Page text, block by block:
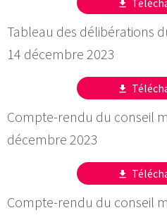
get_app
Tableau des délibérations
14 décembre 2023
get_app
Compte-rendu du conseil
décembre 2023
get_app
Compte-rendu du conseil